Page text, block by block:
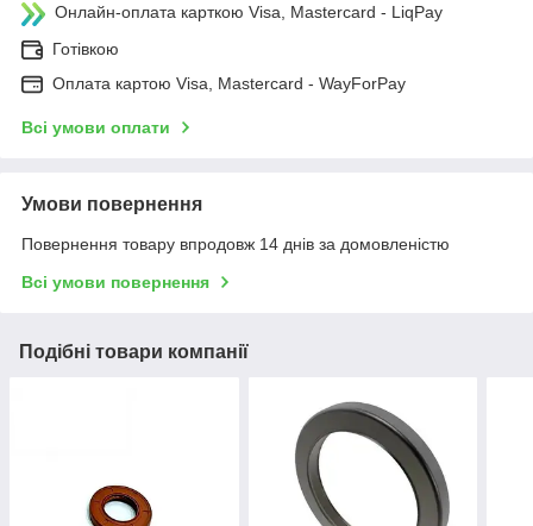
Онлайн-оплата карткою Visa, Mastercard - LiqPay
Готівкою
Оплата картою Visa, Mastercard - WayForPay
Всі умови оплати
Умови повернення
Повернення товару впродовж 14 днів за домовленістю
Всі умови повернення
Подібні товари компанії